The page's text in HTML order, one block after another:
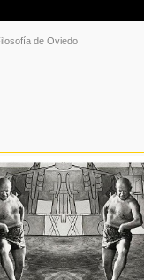
de Oviedo